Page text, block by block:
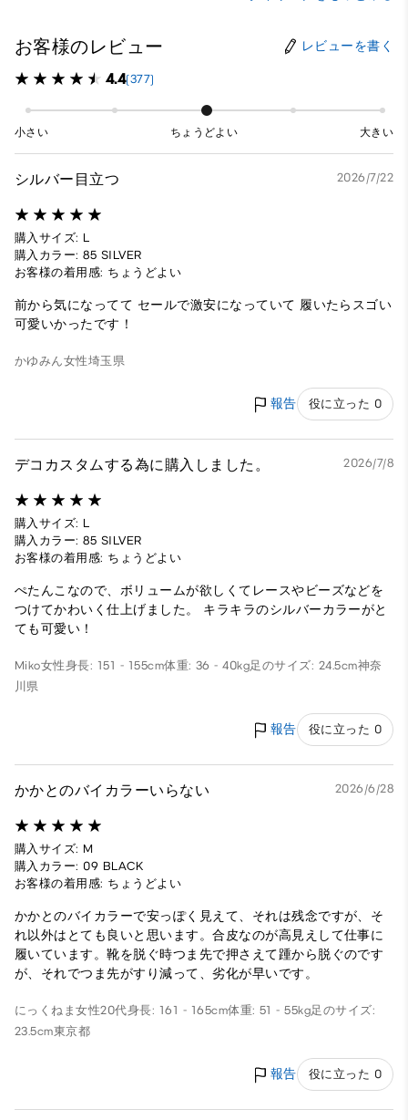
お客様のレビュー レビューを書く
4.4(377)
小さい ちょうどよい 大きい
シルバー目立つ 2026/7/22
購入サイズ: L
購入カラー: 85 SILVER
お客様の着用感: ちょうどよい
前から気になってて セールで激安になっていて 履いたらスゴい
可愛いかったです！
かゆみん女性埼玉県
報告 役に立った 0
デコカスタムする為に購入しました。 2026/7/8
購入サイズ: L
購入カラー: 85 SILVER
お客様の着用感: ちょうどよい
ぺたんこなので、ボリュームが欲しくてレースやビーズなどを
つけてかわいく仕上げました。 キラキラのシルバーカラーがと
ても可愛い！
Miko女性身長: 151 - 155cm体重: 36 - 40kg足のサイズ: 24.5cm神奈
川県
報告 役に立った 0
かかとのバイカラーいらない 2026/6/28
購入サイズ: M
購入カラー: 09 BLACK
お客様の着用感: ちょうどよい
かかとのバイカラーで安っぽく見えて、それは残念ですが、そ
れ以外はとても良いと思います。合皮なのが高見えして仕事に
履いています。靴を脱ぐ時つま先で押さえて踵から脱ぐのです
が、それでつま先がすり減って、劣化が早いです。
にっくねま女性20代身長: 161 - 165cm体重: 51 - 55kg足のサイズ:
23.5cm東京都
報告 役に立った 0